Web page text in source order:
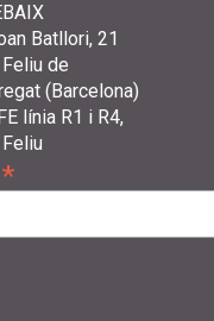
Batllori, 21
de
(Barcelona)
línia R1 i R4,
*